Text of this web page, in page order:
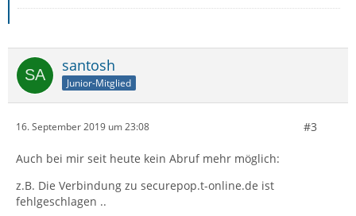
santosh
Junior-Mitglied
16. September 2019 um 23:08 #3
Auch bei mir seit heute kein Abruf mehr möglich:
z.B. Die Verbindung zu securepop.t-online.de ist
fehlgeschlagen ..